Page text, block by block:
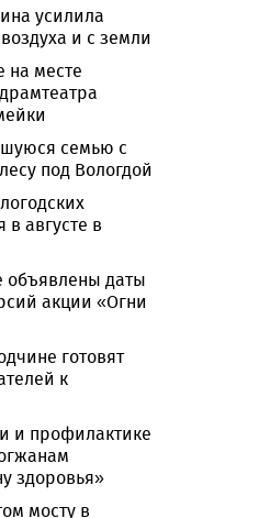
усилила
и с земли
на месте
семью с
под Вологдой
в августе в
объявлены даты
акции «Огни
готовят
к
и профилактике
здоровья»
мосту в